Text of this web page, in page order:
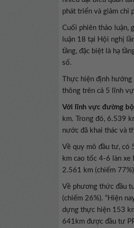
phát triển và giảm chi
Cuối phiên thảo luận,
luận 18 tại Hội nghị
tầng, đặc biệt là hạ
số.
Thực hiện định
thông trên cả 5 lĩnh
Với lĩnh vực đường bộ
km. Trong đó, 6.539
nước đã khai thác và
Về quy mô đầu tư, có
km cao tốc 4-6 làn xe
2.561 km (chiếm
Về phương thức đầu
(chiếm 26%). “Hiện
dựng thực hiện 153
641km được đầu tư